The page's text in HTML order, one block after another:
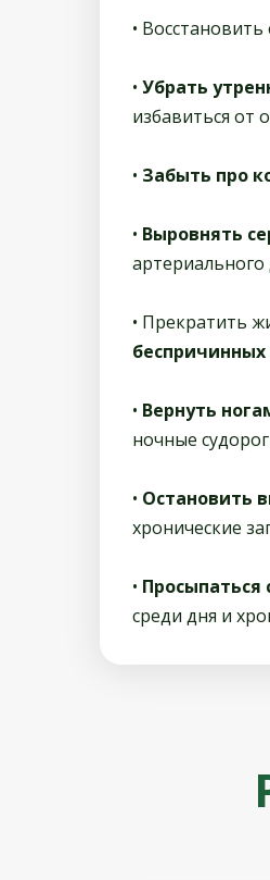
•
• Убрать
избавиться от
• Забыть про
• Выровнять
артериального
• Прекратить
• Вернуть
ночные
• Остановить
хронические
•
среди дня и